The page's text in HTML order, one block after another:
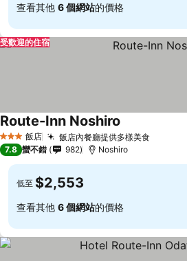
查看其他 6 個網站的價格
受歡迎的住宿
3 星級 飯店 飯店內餐廳提供多樣美食查看價格
Route-Inn Noshiro
7.8 蠻不錯 982 Noshiro
低至 $2,553
查看其他 6 個網站的價格